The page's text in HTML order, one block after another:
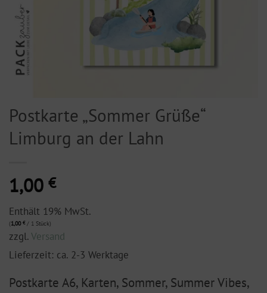
Postkarte „Sommer Grüße“
Limburg an der Lahn
1,00 €
Enthält 19% MwSt.
(1,00 €/ 1 Stück)
zzgl.Versand
Lieferzeit: ca. 2-3 Werktage
Postkarte A6, Karten, Sommer, Summer Vibes,